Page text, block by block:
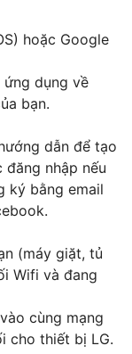
hoặc Google
ứng dụng về
bạn.
dẫn để tạo
nhập nếu
ký bằng email
(máy giặt, tủ
Wifi và đang
cùng mạng
cho thiết bị LG.